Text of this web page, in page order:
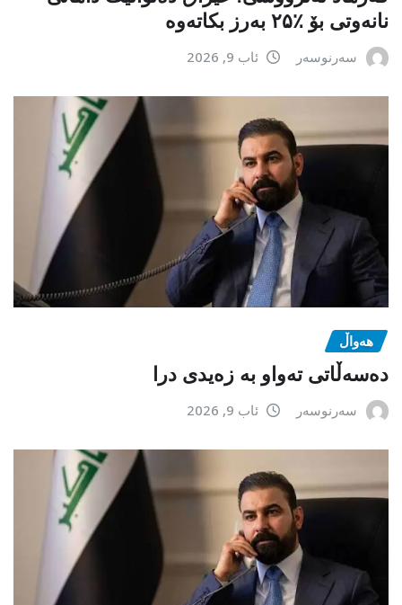
نانەوتی بۆ ٪۲۵ بەرز بکاتەوە
سەرنوسەر ئاب 9, 2026
هەواڵ
دەسەڵاتی تەواو بە زەیدی درا
سەرنوسەر ئاب 9, 2026